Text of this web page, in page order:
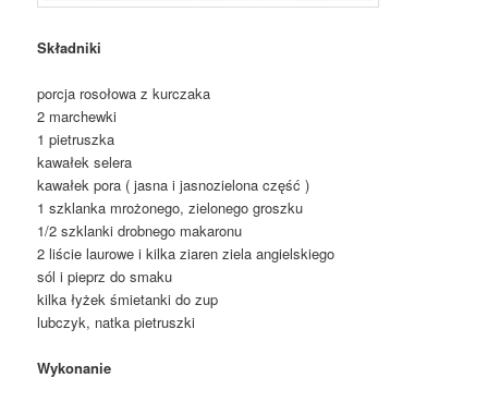
Składniki
porcja rosołowa z kurczaka
2 marchewki
1 pietruszka
kawałek selera
kawałek pora ( jasna i jasnozielona część )
1 szklanka mrożonego, zielonego groszku
1/2 szklanki drobnego makaronu
2 liście laurowe i kilka ziaren ziela angielskiego
sól i pieprz do smaku
kilka łyżek śmietanki do zup
lubczyk, natka pietruszki
Wykonanie